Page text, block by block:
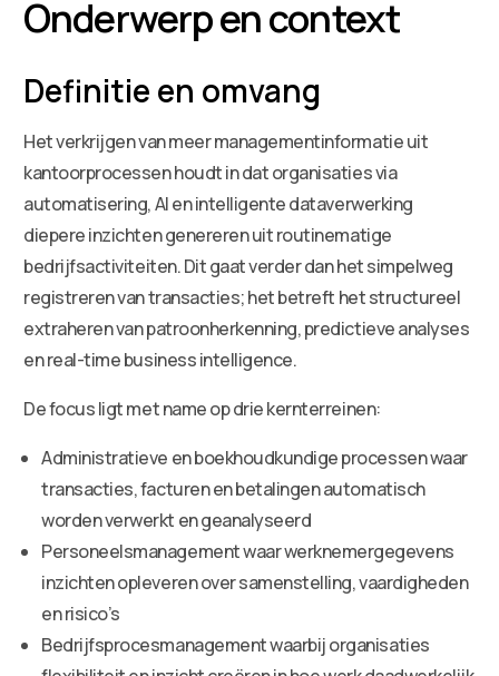
Onderwerp en context
Definitie en omvang
Het verkrijgen van meer managementinformatie uit
kantoorprocessen houdt in dat organisaties via
automatisering, AI en intelligente dataverwerking
diepere inzichten genereren uit routinematige
bedrijfsactiviteiten. Dit gaat verder dan het simpelweg
registreren van transacties; het betreft het structureel
extraheren van patroonherkenning, predictieve analyses
en real-time business intelligence.
De focus ligt met name op drie kernterreinen:
Administratieve en boekhoudkundige processen waar
transacties, facturen en betalingen automatisch
worden verwerkt en geanalyseerd
Personeelsmanagement waar werknemergegevens
inzichten opleveren over samenstelling, vaardigheden
en risico’s
Bedrijfsprocesmanagement waarbij organisaties